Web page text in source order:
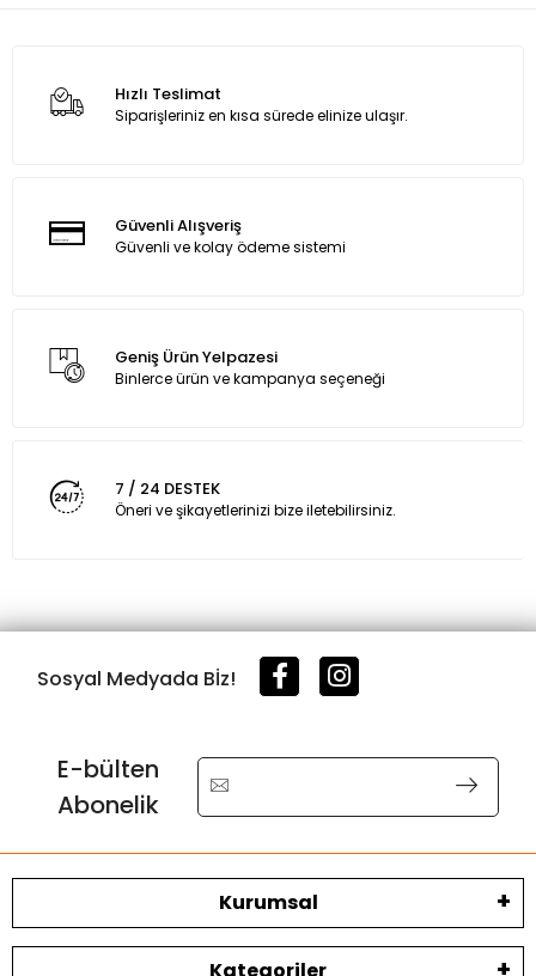
Hızlı Teslimat
Siparişleriniz en kısa sürede elinize ulaşır.
Güvenli Alışveriş
Güvenli ve kolay ödeme sistemi
Geniş Ürün Yelpazesi
Binlerce ürün ve kampanya seçeneği
7 / 24 DESTEK
Öneri ve şikayetlerinizi bize iletebilirsiniz.
Sosyal Medyada Bİz!
E-bülten
Abonelik
Kurumsal
Kategoriler